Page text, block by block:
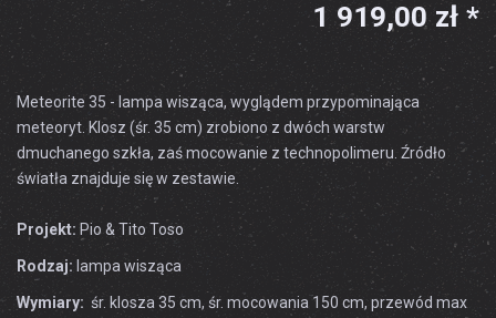
1 919,00 zł *
Meteorite 35 - lampa wisząca, wyglądem przypominająca
meteoryt. Klosz (śr. 35 cm) zrobiono z dwóch warstw
dmuchanego szkła, zaś mocowanie z technopolimeru. Źródło
światła znajduje się w zestawie.
Projekt: Pio & Tito Toso
Rodzaj: lampa wisząca
Wymiary: śr. klosza 35 cm, śr. mocowania 150 cm, przewód max